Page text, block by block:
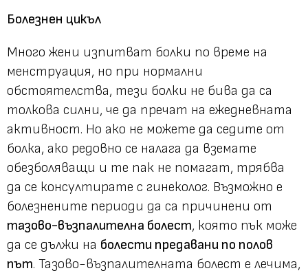
Болезнен цикъл
Много жени изпитват болки по време на
менструация, но при нормални
обстоятелства, тези болки не бива да са
толкова силни, че да пречат на ежедневната
активност. Но ако не можете да седите от
болка, ако редовно се налага да вземате
обезболяващи и те пак не помагат, трябва
да се консултирате с гинеколог. Възможно е
болезнените периоди да са причинени от
тазово-възпалителна болест, която пък може
да се дължи на болести предавани по полов
път. Тазово-възпалителната болест е лечима,